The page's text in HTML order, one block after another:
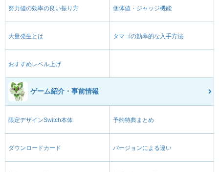
努力値の効率の良い振り方 個体値・ジャッジ機能
大量発生とは タマゴの効率的な入手方法
おすすめレベル上げ
ゲーム紹介・事前情報
限定デザインSwitch本体 予約特典まとめ
ダウンロードカード バージョンによる違い